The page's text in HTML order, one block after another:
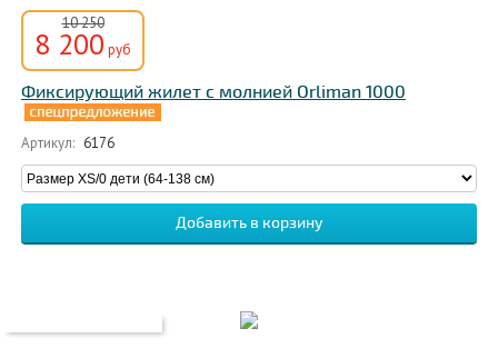
10 250
8 200 руб
Фиксирующий жилет с молнией Orliman 1000
Артикул: 6176